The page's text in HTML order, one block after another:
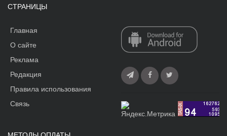
СТРАНИЦЫ
Главная
О сайте
Реклама
Редакция
Правила использования
Связь